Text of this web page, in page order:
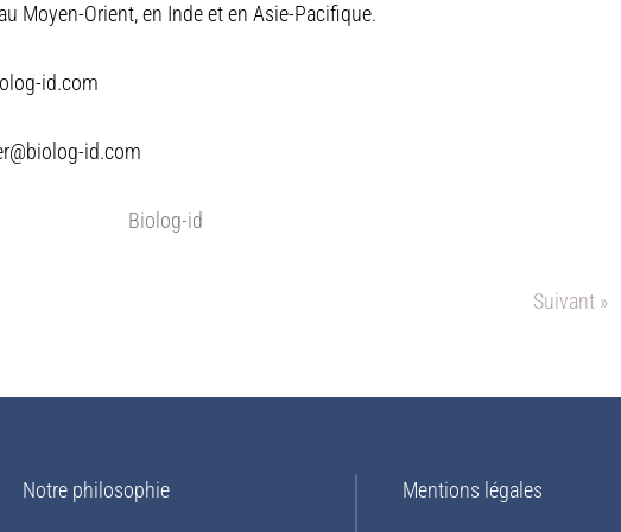
Moyen-Orient, en Inde et en Asie-Pacifique.
id.com
id.com
Biolog-id
Suivant »
Notre philosophie Mentions légales